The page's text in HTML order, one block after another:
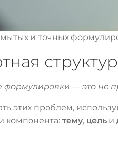
и точных
формулировки — это не
этих проблем,
компонента: тему, цель и